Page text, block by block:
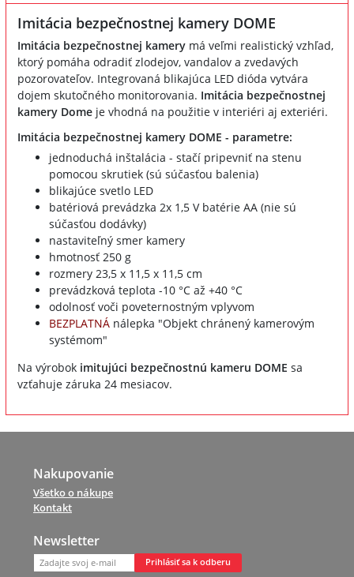
Imitácia bezpečnostnej kamery DOME
Imitácia bezpečnostnej kamery má veľmi realistický vzhľad,
ktorý pomáha odradiť zlodejov, vandalov a zvedavých
pozorovateľov. Integrovaná blikajúca LED dióda vytvára
dojem skutočného monitorovania. Imitácia bezpečnostnej
kamery Dome je vhodná na použitie v interiéri aj exteriéri.
Imitácia bezpečnostnej kamery DOME - parametre:
jednoduchá inštalácia - stačí pripevniť na stenu
pomocou skrutiek (sú súčasťou balenia)
blikajúce svetlo LED
batériová prevádzka 2x 1,5 V batérie AA (nie sú
súčasťou dodávky)
nastaviteľný smer kamery
hmotnosť 250 g
rozmery 23,5 x 11,5 x 11,5 cm
prevádzková teplota -10 °C až +40 °C
odolnosť voči poveternostným vplyvom
BEZPLATNÁ nálepka "Objekt chránený kamerovým
systémom"
Na výrobok imitujúci bezpečnostnú kameru DOME sa
vzťahuje záruka 24 mesiacov.
Nakupovanie
Všetko o nákupe
Kontakt
Newsletter
Prihlásiť sa k odberu